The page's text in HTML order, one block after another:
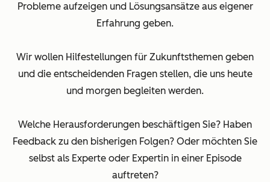
Probleme aufzeigen und Lösungsansätze aus eigener
Erfahrung geben.
Wir wollen Hilfestellungen für Zukunftsthemen geben
und die entscheidenden Fragen stellen, die uns heute
und morgen begleiten werden.
Welche Herausforderungen beschäftigen Sie? Haben
Feedback zu den bisherigen Folgen? Oder möchten Sie
selbst als Experte oder Expertin in einer Episode
auftreten?